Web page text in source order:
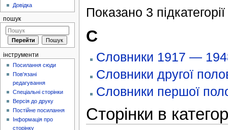
Показано 3
С
Словники 1917 —
Словники другої
Словники першої
Сторінки в
Довідка
пошук
інструменти
Посилання сюди
Пов'язані
редагування
Спеціальні сторінки
Версія до друку
Постійне посилання
Інформація про
сторінку